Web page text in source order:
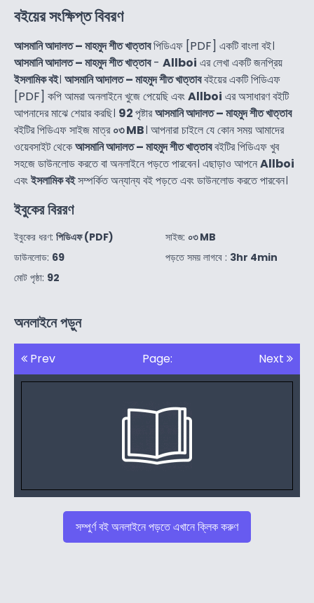
বইয়ের সংক্ষিপ্ত বিবরণ
আসমানি আদালত – মাহমুদ শীত খাত্তাবপিডিএফ [PDF] একটি বাংলা বই।
আসমানি আদালত – মাহমুদ শীত খাত্তাব- Allboi এর লেখা একটি জনপ্রিয়
ইসলামিক বই। আসমানি আদালত – মাহমুদ শীত খাত্তাববইয়ের একটি পিডিএফ
[PDF] কপি আমরা অনলাইনে খুজে পেয়েছি এবংAllboi এর অসাধারণ বইটি
আপনাদের মাঝে শেয়ার করছি। 92পৃষ্টারআসমানি আদালত – মাহমুদ শীত খাত্তাব
বইটির পিডিএফ সাইজ মাত্র০৩ MB। আপনারা চাইলে যে কোন সময় আমাদের
ওয়েবসাইট থেকেআসমানি আদালত – মাহমুদ শীত খাত্তাববইটির পিডিএফ খুব
সহজে ডাউনলোড করতে বা অনলাইনে পড়তে পারবেন। এছাড়াও আপনেAllboi
এবংইসলামিক বইসম্পর্কিত অন্যান্য বই পড়তে এবং ডাউনলোড করতে পারবেন।
ইবুকের বিররণ
ইবুকের ধরণ: পিডিএফ (PDF)
ডাউনলোড: 69
মোট পৃষ্ঠা: 92
সাইজ: ০৩ MB
পড়তে সময় লাগবে : 3hr 4min
অনলাইনে পড়ুন
Prev Page: Next
সম্পুর্ণ বই অনলাইনে পড়তে এখানে ক্লিক করুণ